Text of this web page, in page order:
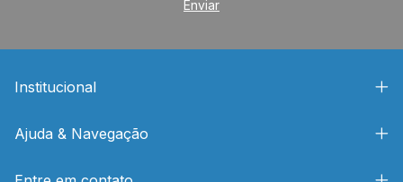
Institucional
Ajuda & Navegação